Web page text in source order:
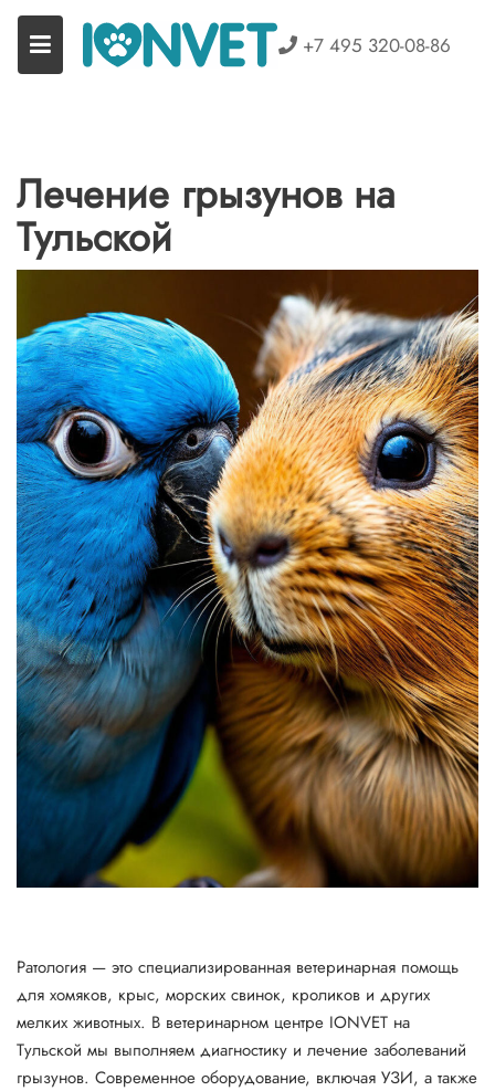
Перейти
содержимому
+7 495 320-08-86
Лечение грызунов на
Тульской
Ратология — это специализированная ветеринарная помощь
для хомяков, крыс, морских свинок, кроликов и других
мелких животных. В ветеринарном центре IONVET на
Тульской мы выполняем диагностику и лечение заболеваний
грызунов. Современное оборудование, включая УЗИ, а также